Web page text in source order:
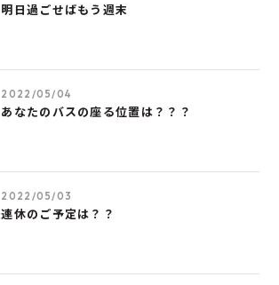
明日過ごせばもう週末
2022/05/04
あなたのバスの座る位置は？？？
2022/05/03
連休のご予定は？？